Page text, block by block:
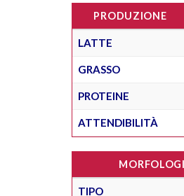
PRODUZIONE
LATTE
GRASSO
PROTEINE
ATTENDIBILITÀ
TIPO